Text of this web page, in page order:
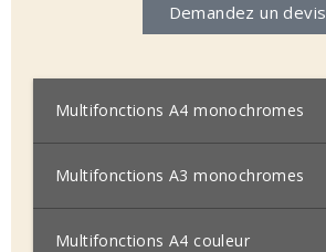
Demandez un devis
Multifonctions A4 monochromes
Multifonctions A3 monochromes
Multifonctions A4 couleur